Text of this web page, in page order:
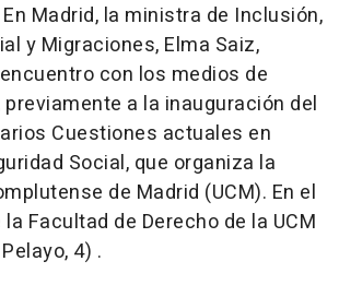
Madrid, la ministra de Inclusión,
y Migraciones, Elma Saiz,
con los medios de
a la inauguración del
Cuestiones actuales en
Social, que organiza la
de Madrid (UCM). En el
Facultad de Derecho de la UCM
4) .